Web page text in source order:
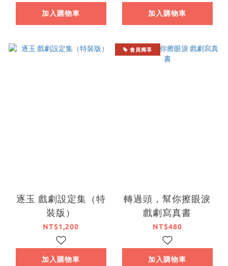
加入購物車 加入購物車
逐玉 戲劇設定集（特
裝版）
NT$1,200
加入購物車
會員獨享
轉過頭，幫你擦眼淚
戲劇寫真書
NT$480
加入購物車